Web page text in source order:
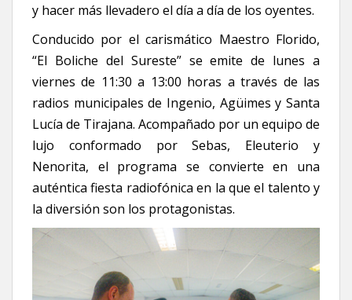
y hacer más llevadero el día a día de los oyentes.
Conducido por el carismático Maestro Florido,
“El Boliche del Sureste” se emite de lunes a
viernes de 11:30 a 13:00 horas a través de las
radios municipales de Ingenio, Agüimes y Santa
Lucía de Tirajana. Acompañado por un equipo de
lujo conformado por Sebas, Eleuterio y
Nenorita, el programa se convierte en una
auténtica fiesta radiofónica en la que el talento y
la diversión son los protagonistas.